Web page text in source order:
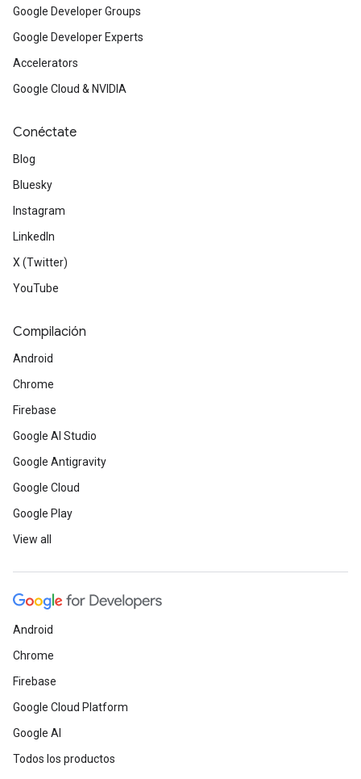
Google Developer Groups
Google Developer Experts
Accelerators
Google Cloud & NVIDIA
Conéctate
Blog
Bluesky
Instagram
LinkedIn
X (Twitter)
YouTube
Compilación
Android
Chrome
Firebase
Google AI Studio
Google Antigravity
Google Cloud
Google Play
View all
Android
Chrome
Firebase
Google Cloud Platform
Google AI
Todos los productos